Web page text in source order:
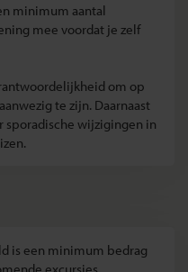
minimum aantal
mee voordat je zelf
om op
te zijn. Daarnaast
wijzigingen in
is een minimum bedrag
excursies,